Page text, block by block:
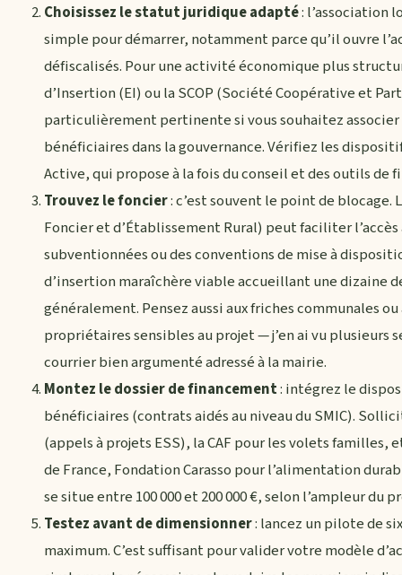
Choisissez le statut juridique adapté: l’association
simple pour démarrer, notamment parce qu’il ouvre
défiscalisés. Pour une activité économique plus
d’Insertion (EI) ou la SCOP (Société Coopérative et
particulièrement pertinente si vous souhaitez
bénéficiaires dans la gouvernance. Vérifiez les
Active, qui propose à la fois du conseil et des outils de
Trouvez le foncier: c’est souvent le point de blocage.
Foncier et d’Établissement Rural) peut faciliter
subventionnées ou des conventions de mise à
d’insertion maraîchère viable accueillant une dizaine
généralement. Pensez aussi aux friches communales
propriétaires sensibles au projet — j’en ai vu plusieurs
courrier bien argumenté adressé à la mairie.
Montez le dossier de financement: intégrez le
bénéficiaires (contrats aidés au niveau du SMIC).
(appels à projets ESS), la CAF pour les volets
de France, Fondation Carasso pour l’alimentation
se situe entre 100 000 et 200 000 €, selon l’ampleur du
Testez avant de dimensionner: lancez un pilote de
maximum. C’est suffisant pour valider votre modèle